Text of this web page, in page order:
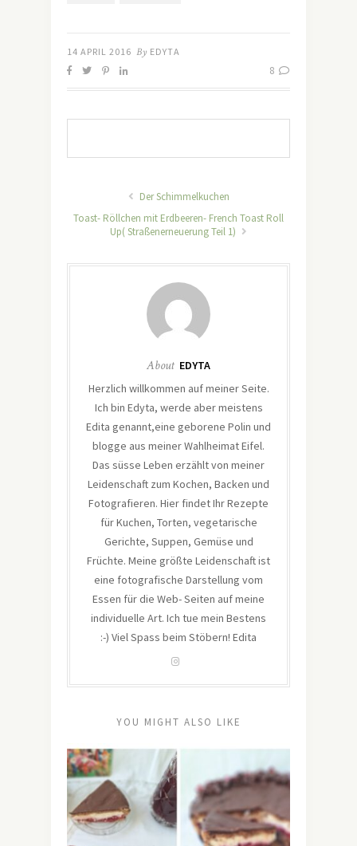
14 APRIL 2016 By EDYTA
8
Der Schimmelkuchen
Toast- Röllchen mit Erdbeeren- French Toast Roll
Up( Straßenerneuerung Teil 1)
About EDYTA
Herzlich willkommen auf meiner Seite.
Ich bin Edyta, werde aber meistens
Edita genannt,eine geborene Polin und
blogge aus meiner Wahlheimat Eifel.
Das süsse Leben erzählt von meiner
Leidenschaft zum Kochen, Backen und
Fotografieren. Hier findet Ihr Rezepte
für Kuchen, Torten, vegetarische
Gerichte, Suppen, Gemüse und
Früchte. Meine größte Leidenschaft ist
eine fotografische Darstellung vom
Essen für die Web- Seiten auf meine
individuelle Art. Ich tue mein Bestens
:-) Viel Spass beim Stöbern! Edita
YOU MIGHT ALSO LIKE